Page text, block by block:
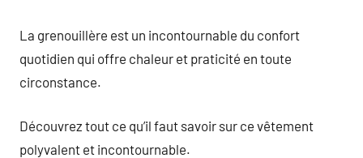
La grenouillère est un incontournable du confort
quotidien qui offre chaleur et praticité en toute
circonstance.
Découvrez tout ce qu’il faut savoir sur ce vêtement
polyvalent et incontournable.